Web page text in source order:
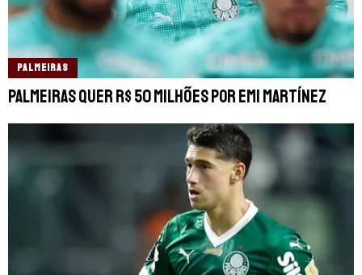
PALMEIRAS
Palmeiras quer R$ 50 milhões por Emi Martínez